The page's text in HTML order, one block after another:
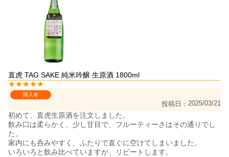
直虎 TAG SAKE 純米吟醸 生原酒 1800ml
購入者
投稿日 2025/03/21
初めて、直虎生原酒を注文しました。
飲み口は柔らかく、少し甘目で、フルーティーさはその通りでし
た。
家内にも呑みやすく、ふたりで直ぐに空けてしまいました。
いろいろと飲み比べていますが、リピートします。